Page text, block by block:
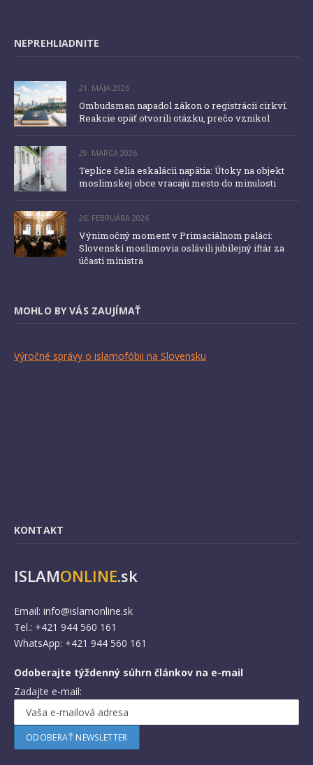
NEPREHLIADNITE
21. MÁJA 2026
Ombudsman napadol zákon o registrácii cirkví.
Reakcie opäť otvorili otázku, prečo vznikol
29. MARCA 2026
Teplice čelia eskalácii napätia: Útoky na objekt
moslimskej obce vracajú mesto do minulosti
26. FEBRUÁRA 2026
Výnimočný moment v Primaciálnom paláci:
Slovenskí moslimovia oslávili jubilejný iftár za
účasti ministra
MOHLO BY VÁS ZAUJÍMAŤ
Výročné správy o islamofóbii na Slovensku
KONTAKT
ISLAMONLINE.sk
Email: info@islamonline.sk
Tel.: +421 944 560 161
WhatsApp: +421 944 560 161
Odoberajte týždenný súhrn článkov na e-mail
Zadajte e-mail: